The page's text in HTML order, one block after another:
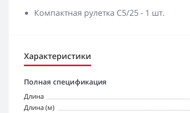
Компактная рулетка C5/25 - 1 шт.
Характеристики
Полная спецификация
Длина
Длина (м)